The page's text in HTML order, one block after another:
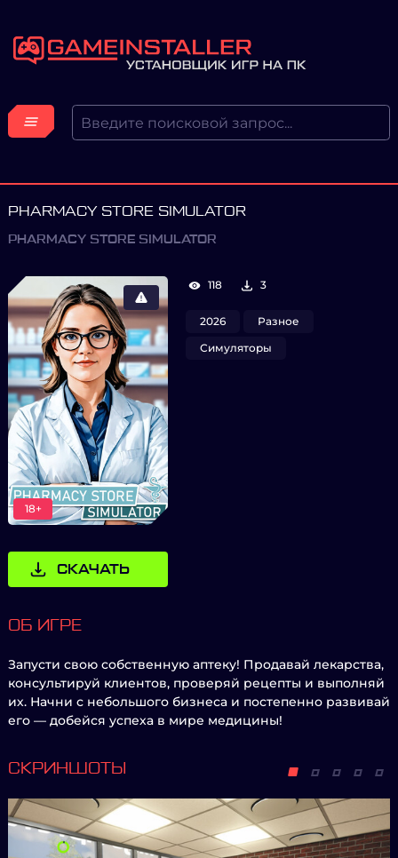
PHARMACY STORE SIMULATOR
PHARMACY STORE SIMULATOR
18+
СКАЧАТЬ
118 3
2026
Разное
Симуляторы
ОБ ИГРЕ
Запусти свою собственную аптеку! Продавай лекарства,
консультируй клиентов, проверяй рецепты и выполняй
их. Начни с небольшого бизнеса и постепенно развивай
его — добейся успеха в мире медицины!
СКРИНШОТЫ